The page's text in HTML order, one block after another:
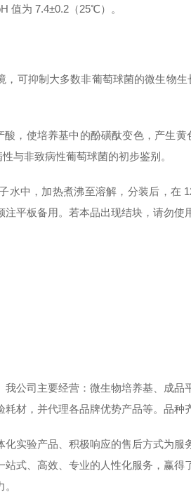
值为 7.4±0.2（25℃）。
，可抑制大多数非葡萄球菌的微生物
，使培养基中的酚磺酞变色，产生
与非致病性葡萄球菌的初步鉴别。
水中，加热煮沸至溶解，分装后，
平板备用。 若本品出现结块，请勿使
公司主要经营：微生物培养基、成品
材，并代理各品牌优势产品等。品种
实验产品、积极响应的售后方式为服
式、高效、专业的人性化服务，赢得